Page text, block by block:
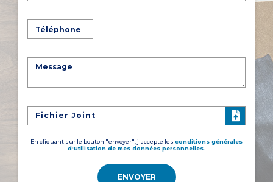
Fichier Joint
En cliquant sur le bouton "envoyer", j'accepte les conditions générales
d'utilisation de mes données personnelles.
ENVOYER